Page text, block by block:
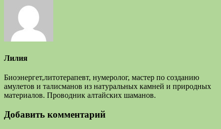
Лилия
Биоэнергет,литотерапевт, нумеролог, мастер по созданию
амулетов и талисманов из натуральных камней и природных
материалов. Проводник алтайских шаманов.
Добавить комментарий